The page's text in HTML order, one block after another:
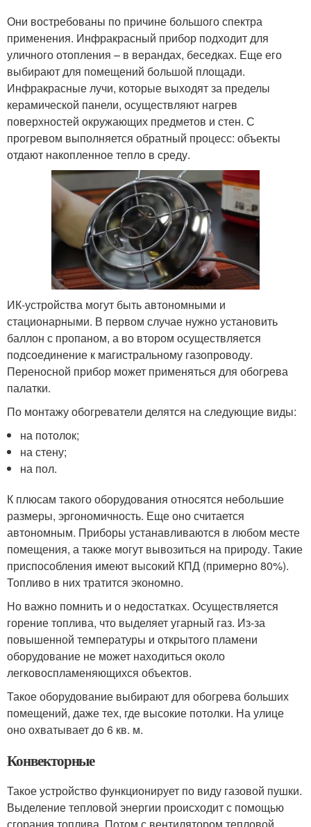
Они востребованы по причине большого спектра
применения. Инфракрасный прибор подходит для
уличного отопления – в верандах, беседках. Еще его
выбирают для помещений большой площади.
Инфракрасные лучи, которые выходят за пределы
керамической панели, осуществляют нагрев
поверхностей окружающих предметов и стен. С
прогревом выполняется обратный процесс: объекты
отдают накопленное тепло в среду.
ИК-устройства могут быть автономными и
стационарными. В первом случае нужно установить
баллон с пропаном, а во втором осуществляется
подсоединение к магистральному газопроводу.
Переносной прибор может применяться для обогрева
палатки.
По монтажу обогреватели делятся на следующие виды:
на потолок;
на стену;
на пол.
К плюсам такого оборудования относятся небольшие
размеры, эргономичность. Еще оно считается
автономным. Приборы устанавливаются в любом месте
помещения, а также могут вывозиться на природу. Такие
приспособления имеют высокий КПД (примерно 80%).
Топливо в них тратится экономно.
Но важно помнить и о недостатках. Осуществляется
горение топлива, что выделяет угарный газ. Из-за
повышенной температуры и открытого пламени
оборудование не может находиться около
легковоспламеняющихся объектов.
Такое оборудование выбирают для обогрева больших
помещений, даже тех, где высокие потолки. На улице
оно охватывает до 6 кв. м.
Конвекторные
Такое устройство функционирует по виду газовой пушки.
Выделение тепловой энергии происходит с помощью
сгорания топлива. Потом с вентилятором тепловой